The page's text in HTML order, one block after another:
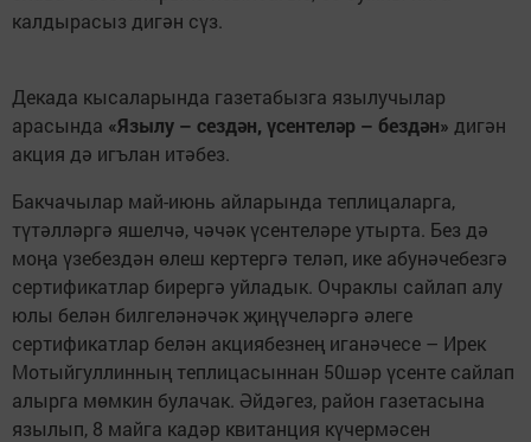
калдырасыз дигән сүз.
Декада кысаларында газетабызга язылучылар
арасында «Язылу – сездән, үсентеләр – бездән» дигән
акция дә игълан итәбез.
Бакчачылар май-июнь айларында теплицаларга,
түтәлләргә яшелчә, чәчәк үсентеләре утырта. Без дә
моңа үзебездән өлеш кертергә теләп, ике абунәчебезгә
сертификатлар бирергә уйладык. Очраклы сайлап алу
юлы белән билгеләнәчәк җиңүчеләргә әлеге
сертификатлар белән акциябезнең иганәчесе – Ирек
Мотыйгуллинның теплицасыннан 50шәр үсенте сайлап
алырга мөмкин булачак. Әйдәгез, район газетасына
язылып, 8 майга кадәр квитанция күчермәсен